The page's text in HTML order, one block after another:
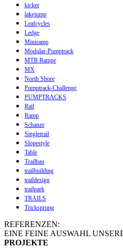
kicker
lakejump
Leafcycles
Ledge
Miniramp
Modular-Pumptrack
MTB Rampe
MX
North Shore
Pumptrack-Challenge
PUMPTRACKS
Rail
Ramp
Schanze
Singletrail
Slopestyle
Table
Trailbau
trailbuilding
traildesign
trailpark
TRAILS
Tricksprung
REFERENZEN:
EINE FEINE AUSWAHL
PROJEKTE